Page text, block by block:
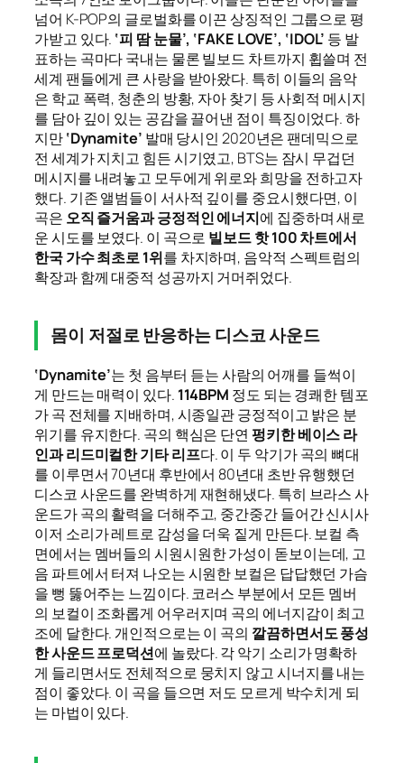
넘어 K-POP의 글로벌화를 이끈 상징적인 그룹으로 평
가받고 있다. ‘피 땀 눈물’, ‘FAKE LOVE’, ‘IDOL’ 등 발
표하는 곡마다 국내는 물론 빌보드 차트까지 휩쓸며 전
세계 팬들에게 큰 사랑을 받아왔다. 특히 이들의 음악
은 학교 폭력, 청춘의 방황, 자아 찾기 등 사회적 메시지
를 담아 깊이 있는 공감을 끌어낸 점이 특징이었다. 하
지만‘Dynamite’ 발매 당시인 2020년은 팬데믹으로
전 세계가 지치고 힘든 시기였고, BTS는 잠시 무겁던
메시지를 내려놓고 모두에게 위로와 희망을 전하고자
했다. 기존 앨범들이 서사적 깊이를 중요시했다면, 이
곡은 오직 즐거움과 긍정적인 에너지에 집중하며 새로
운 시도를 보였다. 이 곡으로 빌보드 핫 100 차트에서
한국 가수 최초로 1위를 차지하며, 음악적 스펙트럼의
확장과 함께 대중적 성공까지 거머쥐었다.
몸이 저절로 반응하는 디스코 사운드
‘Dynamite’는 첫 음부터 듣는 사람의 어깨를 들썩이
게 만드는 매력이 있다. 114BPM 정도 되는 경쾌한 템포
가 곡 전체를 지배하며, 시종일관 긍정적이고 밝은 분
위기를 유지한다. 곡의 핵심은 단연 펑키한 베이스 라
인과 리드미컬한 기타 리프다. 이 두 악기가 곡의 뼈대
를 이루면서 70년대 후반에서 80년대 초반 유행했던
디스코 사운드를 완벽하게 재현해냈다. 특히 브라스 사
운드가 곡의 활력을 더해주고, 중간중간 들어간 신시사
이저 소리가 레트로 감성을 더욱 짙게 만든다. 보컬 측
면에서는 멤버들의 시원시원한 가성이 돋보이는데, 고
음 파트에서 터져 나오는 시원한 보컬은 답답했던 가슴
을 뻥 뚫어주는 느낌이다. 코러스 부분에서 모든 멤버
의 보컬이 조화롭게 어우러지며 곡의 에너지감이 최고
조에 달한다. 개인적으로는 이 곡의 깔끔하면서도 풍성
한 사운드 프로덕션에 놀랐다. 각 악기 소리가 명확하
게 들리면서도 전체적으로 뭉치지 않고 시너지를 내는
점이 좋았다. 이 곡을 들으면 저도 모르게 박수치게 되
는 마법이 있다.